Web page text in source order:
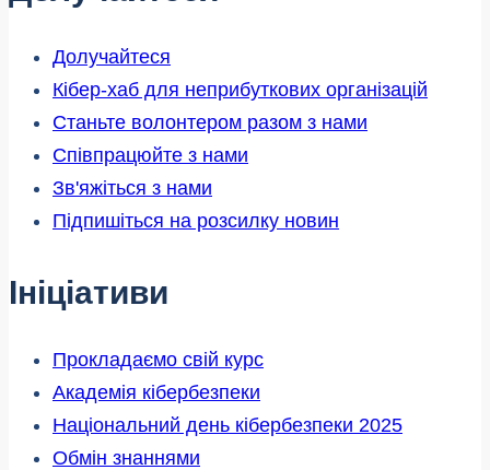
Долучайтеся
Кібер-хаб для неприбуткових організацій
Станьте волонтером разом з нами
Співпрацюйте з нами
Зв'яжіться з нами
Підпишіться на розсилку новин
Ініціативи
Прокладаємо свій курс
Академія кібербезпеки
Національний день кібербезпеки 2025
Обмін знаннями